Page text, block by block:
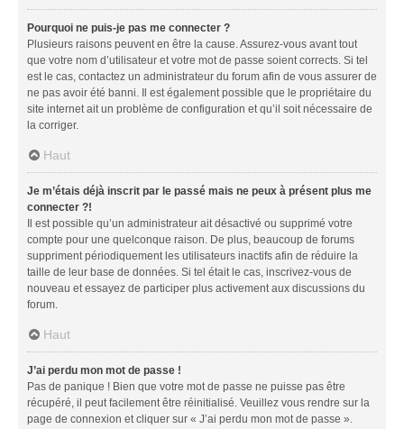
Pourquoi ne puis-je pas me connecter ?
Plusieurs raisons peuvent en être la cause. Assurez-vous avant tout
que votre nom d’utilisateur et votre mot de passe soient corrects. Si tel
est le cas, contactez un administrateur du forum afin de vous assurer de
ne pas avoir été banni. Il est également possible que le propriétaire du
site internet ait un problème de configuration et qu’il soit nécessaire de
la corriger.
Haut
Je m’étais déjà inscrit par le passé mais ne peux à présent plus me
connecter ?!
Il est possible qu’un administrateur ait désactivé ou supprimé votre
compte pour une quelconque raison. De plus, beaucoup de forums
suppriment périodiquement les utilisateurs inactifs afin de réduire la
taille de leur base de données. Si tel était le cas, inscrivez-vous de
nouveau et essayez de participer plus activement aux discussions du
forum.
Haut
J’ai perdu mon mot de passe !
Pas de panique ! Bien que votre mot de passe ne puisse pas être
récupéré, il peut facilement être réinitialisé. Veuillez vous rendre sur la
page de connexion et cliquer sur « J’ai perdu mon mot de passe ».